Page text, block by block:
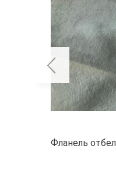
Фланель